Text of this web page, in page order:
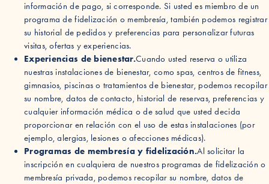
información de pago, si corresponde. Si usted es miembro de un
programa de fidelización o membresía, también podemos registrar
su historial de pedidos y preferencias para personalizar futuras
visitas, ofertas y experiencias.
Experiencias de bienestar.Cuando usted reserva o utiliza
nuestras instalaciones de bienestar, como spas, centros de fitness,
gimnasios, piscinas o tratamientos de bienestar, podemos recopilar
su nombre, datos de contacto, historial de reservas, preferencias y
cualquier información médica o de salud que usted decida
proporcionar en relación con el uso de estas instalaciones (por
ejemplo, alergias, lesiones o afecciones médicas).
Programas de membresía y fidelización.Al solicitar la
inscripción en cualquiera de nuestros programas de fidelización o
membresía privada, podemos recopilar su nombre, datos de